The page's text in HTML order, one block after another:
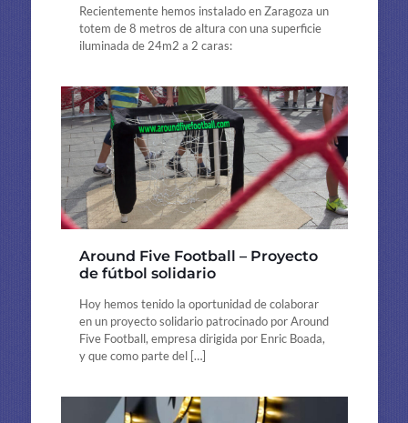
Recientemente hemos instalado en Zaragoza un
totem de 8 metros de altura con una superficie
iluminada de 24m2 a 2 caras:
Around Five Football – Proyecto
de fútbol solidario
Hoy hemos tenido la oportunidad de colaborar
en un proyecto solidario patrocinado por Around
Five Football, empresa dirigida por Enric Boada,
y que como parte del[…]